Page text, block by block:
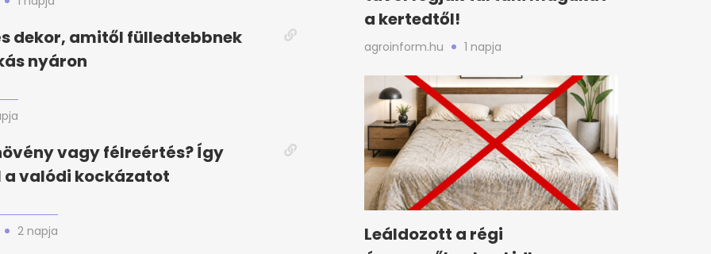
dekor, amitől fülledtebbnek
nyáron
vagy félreértés? Így
a valódi kockázatot
2 napja
a kertedtől!
agroinform.hu 1 napja
Leáldozott a régi